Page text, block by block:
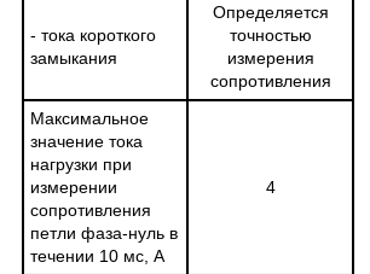
- тока короткого
замыкания
Определяется
точностью
измерения
сопротивления
Максимальное
значение тока
нагрузки при
измерении
сопротивления
петли фаза-нуль в
течении 10 мс, А
4